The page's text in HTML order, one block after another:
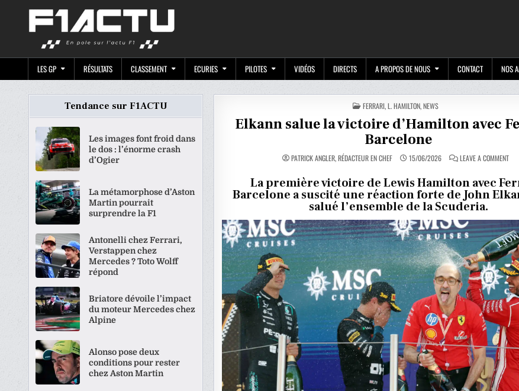
LES GP RÉSULTATS CLASSEMENT ECURIES PILOTES VIDÉOS DIRECTS A PROPOS DE NOUS CONTACT NOS
POSTED
IN
FERRARI,L. HAMILTON,NEWS
Elkann salue la victoire d’Hamilton avec
Barcelone
PATRICK ANGLER, RÉDACTEUR EN CHEF 15/06/2026 LEAVE A COMMENTON
LA
La première victoire de Lewis Hamilton avec
Barcelone a suscité une réaction forte de John
salué l’ensemble de la Scuderia.
Tendance sur F1ACTU
Les images font froid dans
le dos : l’énorme crash
d’Ogier
La métamorphose d’Aston
Martin pourrait
surprendre la F1
Antonelli chez Ferrari,
Verstappen chez
Mercedes ? Toto Wolff
répond
Briatore dévoile l’impact
du moteur Mercedes chez
Alpine
Alonso pose deux
conditions pour rester
chez Aston Martin